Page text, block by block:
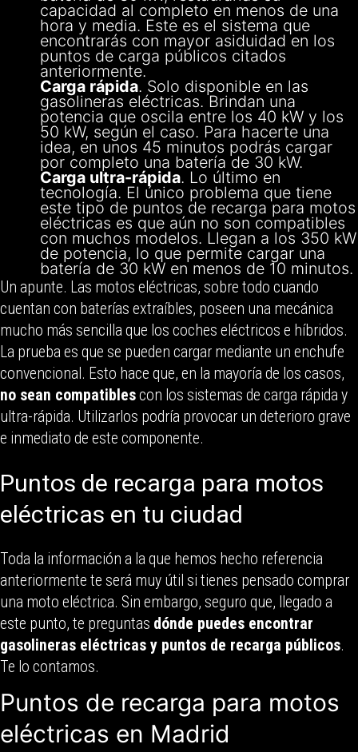
capacidad al completo en menos de una
hora y media. Este es el sistema que
encontrarás con mayor asiduidad en los
puntos de carga públicos citados
anteriormente.
Carga rápida. Solo disponible en las
gasolineras eléctricas. Brindan una
potencia que oscila entre los 40 kW y los
50 kW, según el caso. Para hacerte una
idea, en unos 45 minutos podrás cargar
por completo una batería de 30 kW.
Carga ultra-rápida. Lo último en
tecnología. El único problema que tiene
este tipo de puntos de recarga para motos
eléctricas es que aún no son compatibles
con muchos modelos. Llegan a los 350 kW
de potencia, lo que permite cargar una
batería de 30 kW en menos de 10 minutos.
Un apunte. Las motos eléctricas, sobre todo cuando
cuentan con baterías extraíbles, poseen una mecánica
mucho más sencilla que los coches eléctricos e híbridos.
La prueba es que se pueden cargar mediante un enchufe
convencional. Esto hace que, en la mayoría de los casos,
no sean compatiblescon los sistemas de carga rápida y
ultra-rápida. Utilizarlos podría provocar un deterioro grave
e inmediato de este componente.
Puntos de recarga para motos
eléctricas en tu ciudad
Toda la información a la que hemos hecho referencia
anteriormente te será muy útil si tienes pensado comprar
una moto eléctrica. Sin embargo, seguro que, llegado a
este punto, te preguntas dónde puedes encontrar
gasolineras eléctricas y puntos de recarga públicos.
Te lo contamos.
Puntos de recarga para motos
eléctricas en Madrid